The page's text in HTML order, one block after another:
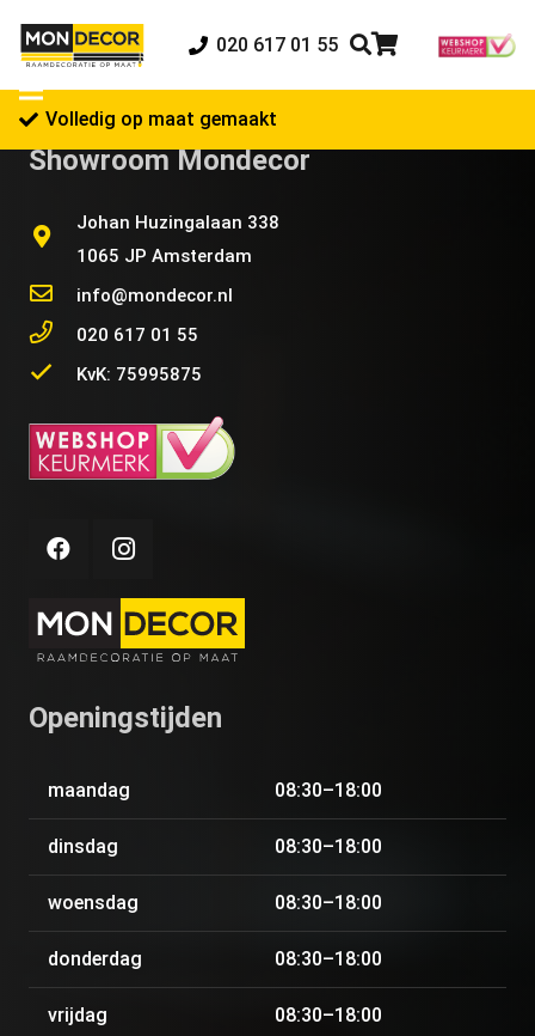
020 617 01 55
Volledig op maat gemaakt
Showroom Mondecor
Johan Huzingalaan 338
1065 JP Amsterdam
info@mondecor.nl
020 617 01 55
KvK: 75995875
Openingstijden
maandag 08:30–18:00
dinsdag 08:30–18:00
woensdag 08:30–18:00
donderdag 08:30–18:00
vrijdag 08:30–18:00